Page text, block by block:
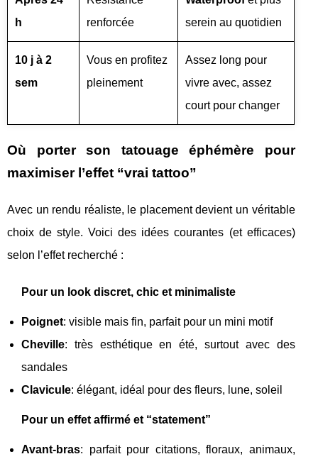
h
renforcée
serein au quotidien
10 j à 2
sem
Vous en profitez
pleinement
Assez long pour
vivre avec, assez
court pour changer
Où porter son tatouage éphémère pour
maximiser l’effet “vrai tattoo”
Avec un rendu réaliste, le placement devient un véritable
choix de style. Voici des idées courantes (et efficaces)
selon l’effet recherché :
Pour un look discret, chic et minimaliste
Poignet: visible mais fin, parfait pour un mini motif
Cheville: très esthétique en été, surtout avec des
sandales
Clavicule: élégant, idéal pour des fleurs, lune, soleil
Pour un effet affirmé et “statement”
Avant-bras: parfait pour citations, floraux, animaux,